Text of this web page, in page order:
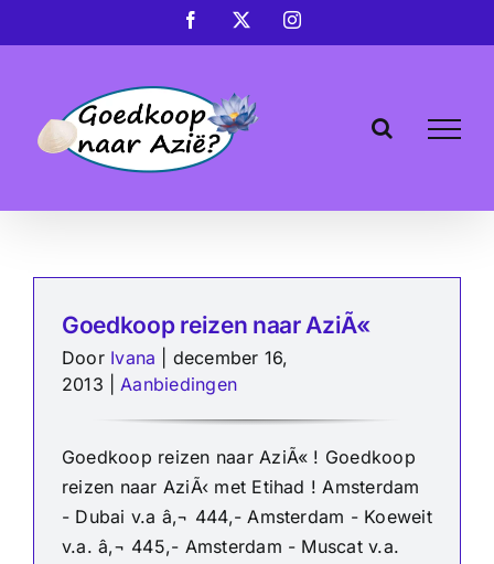
naar
Facebook Instagram
Goedkoop reizen naar AziÃ«
Door Ivana
december 16,
2013
Aanbiedingen
Goedkoop reizen naar AziÃ« ! Goedkoop
reizen naar AziÃ‹ met Etihad ! Amsterdam
- Dubai v.a â‚¬ 444,- Amsterdam - Koeweit
v.a. â‚¬ 445,- Amsterdam - Muscat v.a.